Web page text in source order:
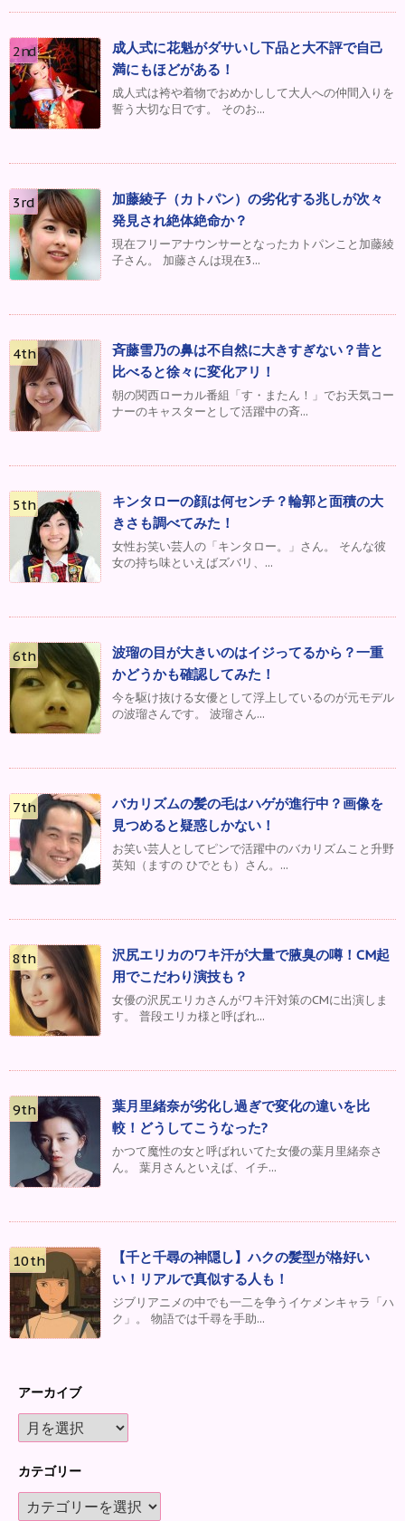
成人式に花魁がダサいし下品と大不評で自己
満にもほどがある！
成人式は袴や着物でおめかしして大人への仲間入りを
誓う大切な日です。 そのお...
加藤綾子（カトパン）の劣化する兆しが次々
発見され絶体絶命か？
現在フリーアナウンサーとなったカトパンこと加藤綾
子さん。 加藤さんは現在3...
斉藤雪乃の鼻は不自然に大きすぎない？昔と
比べると徐々に変化アリ！
朝の関西ローカル番組「す・またん！」でお天気コー
ナーのキャスターとして活躍中の斉...
キンタローの顔は何センチ？輪郭と面積の大
きさも調べてみた！
女性お笑い芸人の「キンタロー。」さん。 そんな彼
女の持ち味といえばズバリ、...
波瑠の目が大きいのはイジってるから？一重
かどうかも確認してみた！
今を駆け抜ける女優として浮上しているのが元モデル
の波瑠さんです。 波瑠さん...
バカリズムの髪の毛はハゲが進行中？画像を
見つめると疑惑しかない！
お笑い芸人としてピンで活躍中のバカリズムこと升野
英知（ますの ひでとも）さん。...
沢尻エリカのワキ汗が大量で腋臭の噂！CM起
用でこだわり演技も？
女優の沢尻エリカさんがワキ汗対策のCMに出演しま
す。 普段エリカ様と呼ばれ...
葉月里緒奈が劣化し過ぎで変化の違いを比
較！どうしてこうなった?
かつて魔性の女と呼ばれいてた女優の葉月里緒奈さ
ん。 葉月さんといえば、イチ...
【千と千尋の神隠し】ハクの髪型が格好い
い！リアルで真似する人も！
ジブリアニメの中でも一二を争うイケメンキャラ「ハ
ク」。 物語では千尋を手助...
アーカイブ
カテゴリー